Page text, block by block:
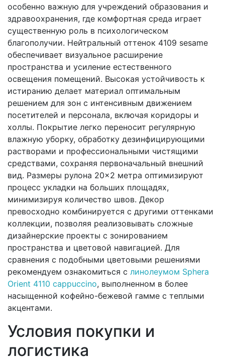
особенно важную для учреждений образования и
здравоохранения, где комфортная среда играет
существенную роль в психологическом
благополучии. Нейтральный оттенок 4109 sesame
обеспечивает визуальное расширение
пространства и усиление естественного
освещения помещений. Высокая устойчивость к
истиранию делает материал оптимальным
решением для зон с интенсивным движением
посетителей и персонала, включая коридоры и
холлы. Покрытие легко переносит регулярную
влажную уборку, обработку дезинфицирующими
растворами и профессиональными чистящими
средствами, сохраняя первоначальный внешний
вид. Размеры рулона 20×2 метра оптимизируют
процесс укладки на больших площадях,
минимизируя количество швов. Декор
превосходно комбинируется с другими оттенками
коллекции, позволяя реализовывать сложные
дизайнерские проекты с зонированием
пространства и цветовой навигацией. Для
сравнения с подобными цветовыми решениями
рекомендуем ознакомиться с линолеумом Sphera
Orient 4110 cappuccino, выполненном в более
насыщенной кофейно-бежевой гамме с теплыми
акцентами.
Условия покупки и
логистика